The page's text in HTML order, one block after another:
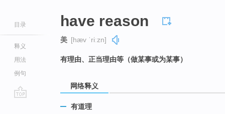
目录
释义
用法
例句
have reason
美 [hæv ˈriːzn]
有理由、正当理由等（做某事或为某事）
网络释义
有道理